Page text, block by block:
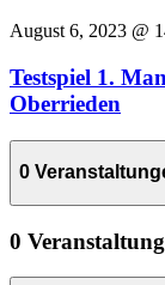
August 6, 2023 @
Testspiel 1.
Oberrieden
0
0